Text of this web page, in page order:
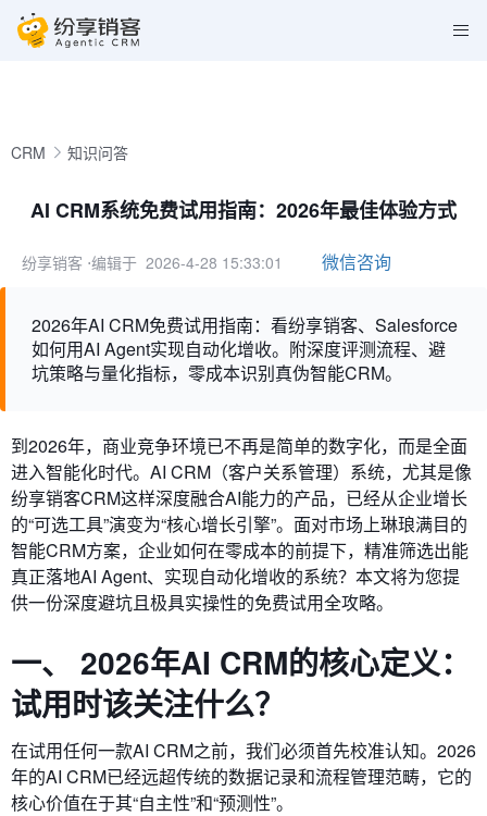
CRM 知识问答
AI CRM系统免费试用指南：2026年最佳体验方式
纷享销客 ⋅编辑于 2026-4-28 15:33:01 微信咨询
2026年AI CRM免费试用指南：看纷享销客、Salesforce
如何用AI Agent实现自动化增收。附深度评测流程、避
坑策略与量化指标，零成本识别真伪智能CRM。
到2026年，商业竞争环境已不再是简单的数字化，而是全面
进入智能化时代。AI CRM（客户关系管理）系统，尤其是像
纷享销客CRM这样深度融合AI能力的产品，已经从企业增长
的“可选工具”演变为“核心增长引擎”。面对市场上琳琅满目的
智能CRM方案，企业如何在零成本的前提下，精准筛选出能
真正落地AI Agent、实现自动化增收的系统？本文将为您提
供一份深度避坑且极具实操性的免费试用全攻略。
一、 2026年AI CRM的核心定义：
试用时该关注什么？
在试用任何一款AI CRM之前，我们必须首先校准认知。2026
年的AI CRM已经远超传统的数据记录和流程管理范畴，它的
核心价值在于其“自主性”和“预测性”。